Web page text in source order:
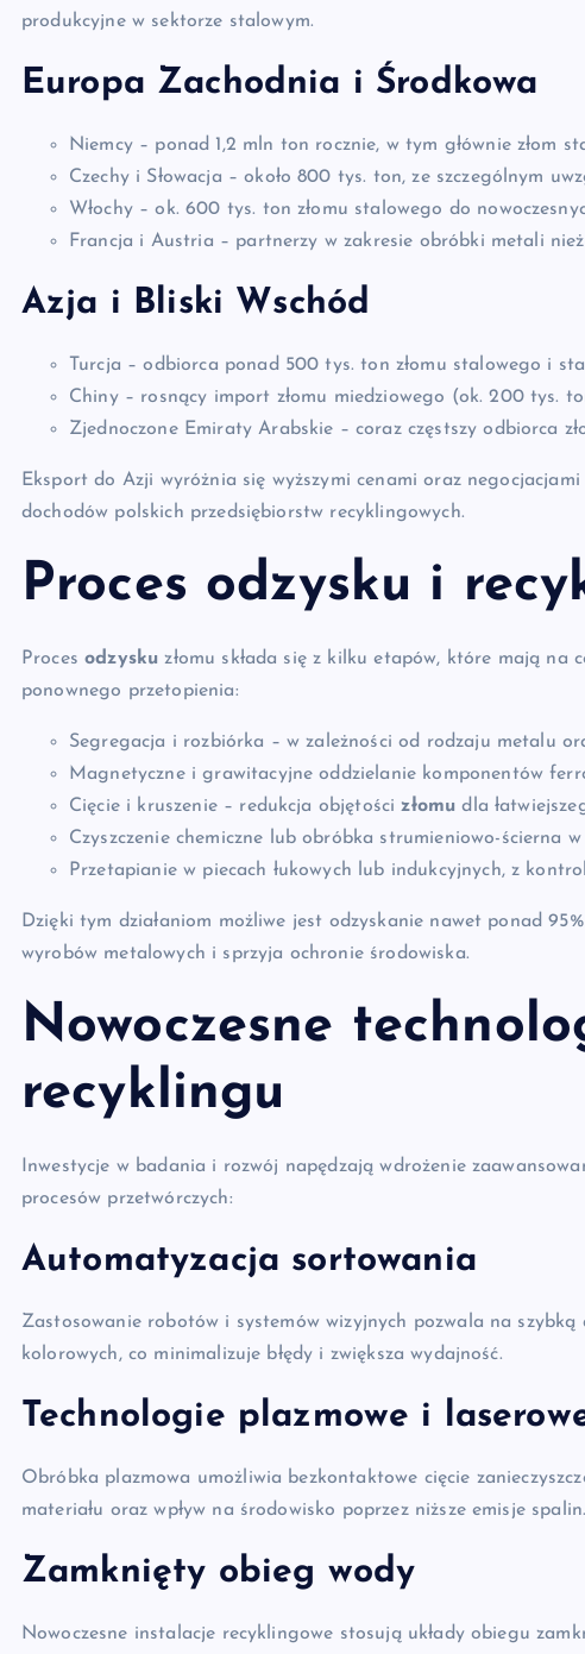
produkcyjne w sektorze stalowym.
Europa Zachodnia i Środkowa
Niemcy – ponad 1,2 mln ton rocznie, w tym głównie złom
Czechy i Słowacja – około 800 tys. ton, ze szczególnym
Włochy – ok. 600 tys. ton złomu stalowego do
Francja i Austria – partnerzy w zakresie obróbki metali
Azja i Bliski Wschód
Turcja – odbiorca ponad 500 tys. ton złomu stalowego i
Chiny – rosnący import złomu miedziowego (ok. 200 tys.
Zjednoczone Emiraty Arabskie – coraz częstszy odbiorca
Eksport do Azji wyróżnia się wyższymi cenami oraz
dochodów polskich przedsiębiorstw recyklingowych.
Proces odzysku i
Procesodzysku złomu składa się z kilku etapów, które mają na
ponownego przetopienia:
Segregacja i rozbiórka – w zależności od rodzaju metalu
Magnetyczne i grawitacyjne oddzielanie komponentów
Cięcie i kruszenie – redukcja objętościzłomu dla
Czyszczenie chemiczne lub obróbka strumieniowo-ścierna
Przetapianie w piecach łukowych lub indukcyjnych, z
Dzięki tym działaniom możliwe jest odzyskanie nawet ponad
wyrobów metalowych i sprzyja ochronie środowiska.
Nowoczesne
recyklingu
Inwestycje w badania i rozwój napędzają wdrożenie
procesów przetwórczych:
Automatyzacja sortowania
Zastosowanie robotów i systemów wizyjnych pozwala na
kolorowych, co minimalizuje błędy i zwiększa wydajność.
Technologie plazmowe i
Obróbka plazmowa umożliwia bezkontaktowe cięcie
materiału oraz wpływ na środowisko poprzez niższe emisje spalin.
Zamknięty obieg wody
Nowoczesne instalacje recyklingowe stosują układy obiegu